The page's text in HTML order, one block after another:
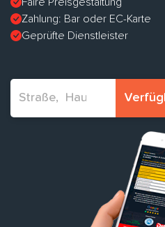
Faire Preisgestaltung
Zahlung: Bar oder EC-Karte
Geprüfte Dienstleister